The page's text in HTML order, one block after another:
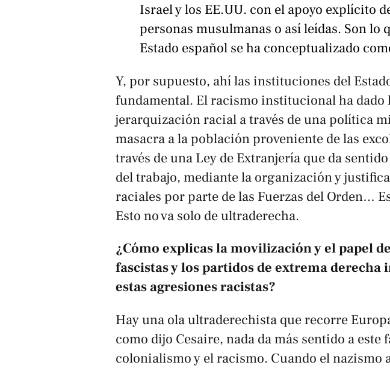
Israel y los EE.UU. con el apoyo explícito
personas musulmanas o así leídas. Son lo
Estado español se ha conceptualizado
Y, por supuesto, ahí las instituciones del
fundamental. El racismo institucional ha dado
jerarquización racial a través de una política
masacra a la población proveniente de las
través de una Ley de Extranjería que da
del trabajo, mediante la organización y
raciales por parte de las Fuerzas del Orden…
Esto no va solo de ultraderecha.
¿Cómo explicas la movilización y el papel
fascistas y los partidos de extrema derecha
estas agresiones racistas?
Hay una ola ultraderechista que recorre
como dijo Cesaire, nada da más sentido a este
colonialismo y el racismo. Cuando el nazismo